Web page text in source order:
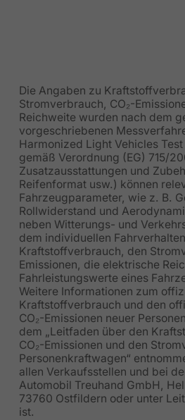
Die Angaben zu
Stromverbrauch, CO₂-
Reichweite wurden nach dem
vorgeschriebenen
Harmonized Light Vehicles Test
gemäß Verordnung (EG) 715/
Zusatzausstattungen und
Reifenformat usw.) können
Fahrzeugparameter, wie z. B.
Rollwiderstand und
neben Witterungs- und
dem individuellen
Kraftstoffverbrauch, den
Emissionen, die elektrische
Fahrleistungswerte eines
Weitere Informationen zum
Kraftstoffverbrauch und den
CO₂-Emissionen neuer
dem „Leitfaden über den
CO₂-Emissionen und den
Personenkraftwagen“
allen Verkaufsstellen und bei
Automobil Treuhand GmbH,
73760 Ostfildern oder unter
ist.